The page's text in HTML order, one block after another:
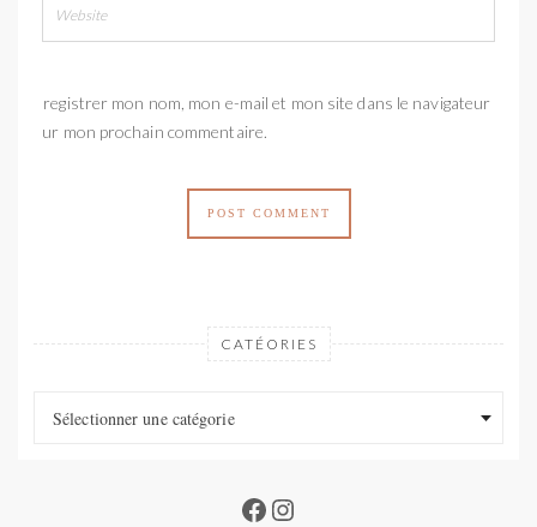
Enregistrer mon nom, mon e-mail et mon site dans le navigateur
pour mon prochain commentaire.
CATÉORIES
Sélectionner une catégorie
Facebook
Instagram